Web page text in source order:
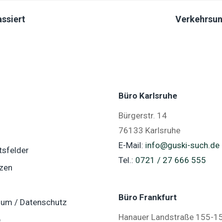
/ Datenschutz
Büro Karlsruhe
Bürgerstr. 14
76133 Karlsruhe
E-Mail: info@guski-such.de
Tel.: 0721 / 27 666 555
Büro Frankfurt
Hanauer Landstraße 155-